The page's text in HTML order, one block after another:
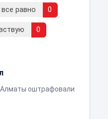
равно 0
0
Алматы оштрафовали